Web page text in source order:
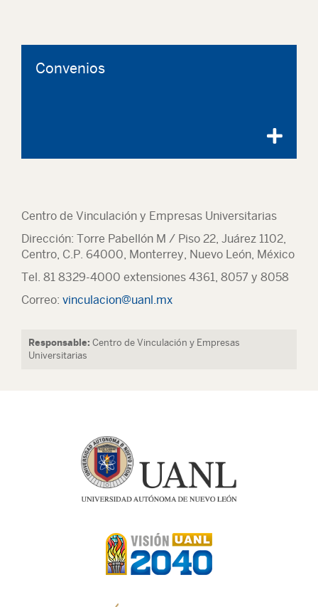
Convenios
Centro de Vinculación y Empresas Universitarias
Dirección: Torre Pabellón M / Piso 22, Juárez 1102,
Centro, C.P. 64000, Monterrey, Nuevo León, México
Tel. 81 8329-4000 extensiones 4361, 8057 y 8058
Correo: vinculacion@uanl.mx
Responsable: Centro de Vinculación y Empresas
Universitarias